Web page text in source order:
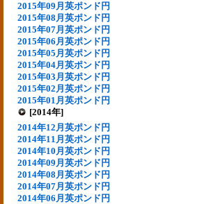
2015年09月英ポンド円
2015年08月英ポンド円
2015年07月英ポンド円
2015年06月英ポンド円
2015年05月英ポンド円
2015年04月英ポンド円
2015年03月英ポンド円
2015年02月英ポンド円
2015年01月英ポンド円
[2014年]
2014年12月英ポンド円
2014年11月英ポンド円
2014年10月英ポンド円
2014年09月英ポンド円
2014年08月英ポンド円
2014年07月英ポンド円
2014年06月英ポンド円